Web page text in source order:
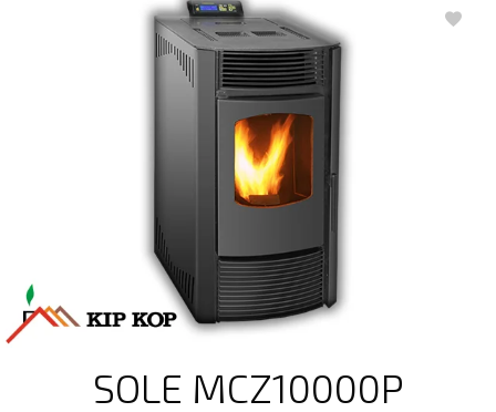
SOLE MCZ10000P